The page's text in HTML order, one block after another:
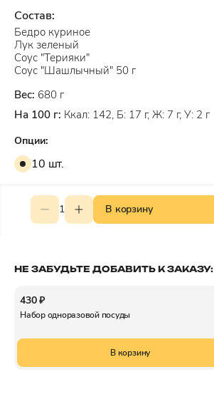
Состав:
Бедро куриное
Лук зеленый
Соус "Терияки"
Соус "Шашлычный" 50 г
Вес: 680 г
На 100 г: Ккал: 142, Б: 17 г, Ж: 7 г, У: 2 г
Опции:
10 шт.
1 В корзину
НЕ ЗАБУДЬТЕ ДОБАВИТЬ К ЗАКАЗУ:
430 ₽
Набор одноразовой посуды
В корзину